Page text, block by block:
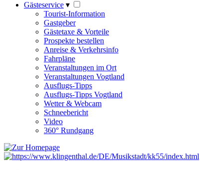
Gästeservice ▾
Tourist-Information
Gastgeber
Gästetaxe & Vorteile
Prospekte bestellen
Anreise & Verkehrsinfo
Fahrpläne
Veranstaltungen im Ort
Veranstaltungen Vogtland
Ausflugs-Tipps
Ausflugs-Tipps Vogtland
Wetter & Webcam
Schneebericht
Video
360° Rundgang